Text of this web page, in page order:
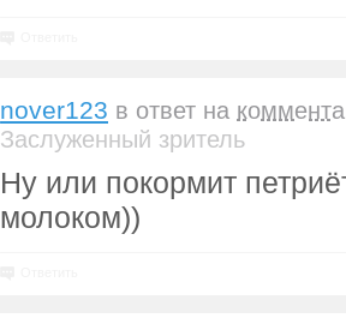
nover123 в ответ на
Заслуженный зритель
Ну или покормит
молоком))